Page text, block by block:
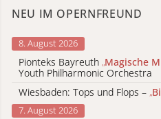
NEU IM OPERNFREUND
8. August 2026
Pionteks Bayreuth „Magische
Youth Philharmonic Orchestra
Wiesbaden: Tops und Flops – „
7. August 2026